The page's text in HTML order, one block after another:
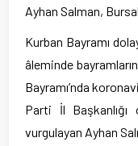
Ayhan Salman,
Kurban Bayramı
âleminde
Bayramı’nda
Parti İl Başkanlığı
vurgulayan Ayhan